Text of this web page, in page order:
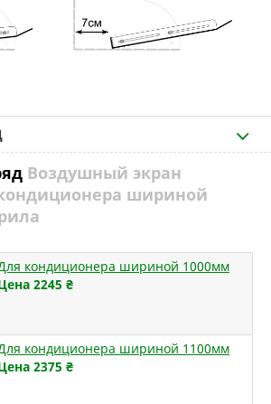
Воздушный экран
шириной
кондиционера шириной 1000мм
2245 ₴
кондиционера шириной 1100мм
2375 ₴